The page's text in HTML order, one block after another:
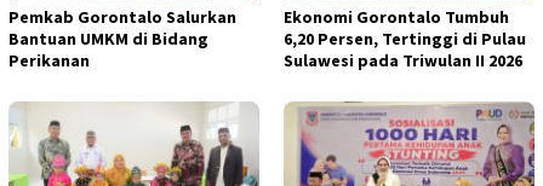
Pemkab Gorontalo Salurkan
Bantuan UMKM di Bidang
Perikanan
Ekonomi Gorontalo Tumbuh
6,20 Persen, Tertinggi di Pulau
Sulawesi pada Triwulan II 2026